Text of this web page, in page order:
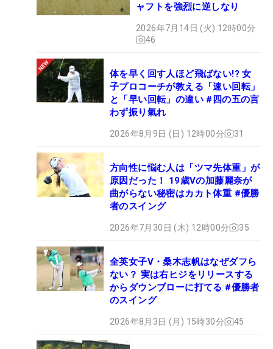
ャフトを強烈に逆しなり
2026年7月14日 (火) 12時00分
46
体を早く回す人ほど飛ばない!? 女
子プロコーチが教える「速い回転」
と「早い回転」の違い #四の五の言
わず振り氣れ
2026年8月9日 (日) 12時00分 31
方向性に悩む人は「ツマ先体重」が
原因だった！ 19歳Vの加藤麗奈が
曲がらない秘密はカカト体重 #優勝
者のスイング
2026年7月30日 (木) 12時00分 35
全英女子V・桑木志帆はなぜダフら
ない？ 実は右ヒジをリリースする
からダウンブローに打てる #優勝者
のスイング
2026年8月3日 (月) 15時30分 45